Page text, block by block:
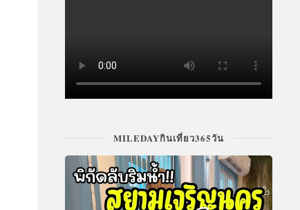
MILEDAYกินเที่ยว365วัน